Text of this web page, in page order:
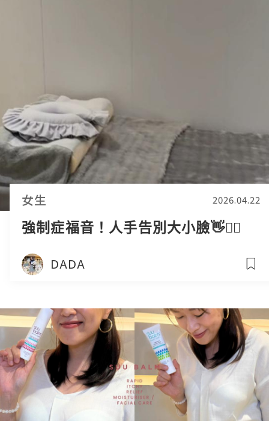
女生 2026.04.22
強制症福音！人手告別大小臉👋💆‍♀️
DADA